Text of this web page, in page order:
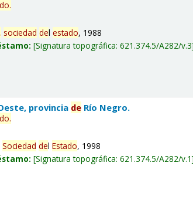
.
sociedad delestado, 1988
Signatura topográfica:621.374.5/A282/v.3
provincia de Río Negro.
.
Sociedad delEstado, 1998
Signatura topográfica:621.374.5/A282/v.1